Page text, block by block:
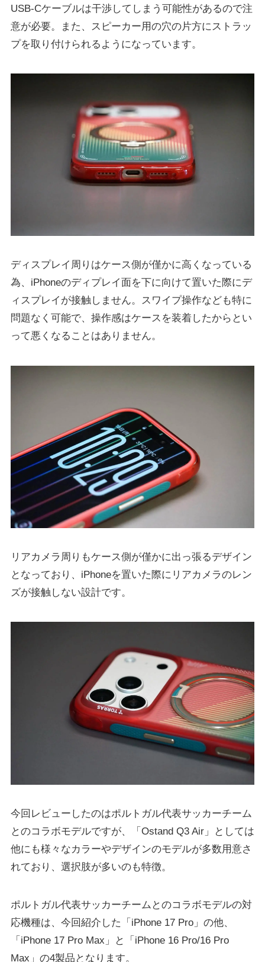
USB-Cケーブルは干渉してしまう可能性があるので注
意が必要。また、スピーカー用の穴の片方にストラッ
プを取り付けられるようになっています。
ディスプレイ周りはケース側が僅かに高くなっている
為、iPhoneのディプレイ面を下に向けて置いた際にデ
ィスプレイが接触しません。スワイプ操作なども特に
問題なく可能で、操作感はケースを装着したからとい
って悪くなることはありません。
リアカメラ周りもケース側が僅かに出っ張るデザイン
となっており、iPhoneを置いた際にリアカメラのレン
ズが接触しない設計です。
今回レビューしたのはポルトガル代表サッカーチーム
とのコラボモデルですが、「Ostand Q3 Air」としては
他にも様々なカラーやデザインのモデルが多数用意さ
れており、選択肢が多いのも特徴。
ポルトガル代表サッカーチームとのコラボモデルの対
応機種は、今回紹介した「iPhone 17 Pro」の他、
「iPhone 17 Pro Max」と「iPhone 16 Pro/16 Pro
Max」の4製品となります。